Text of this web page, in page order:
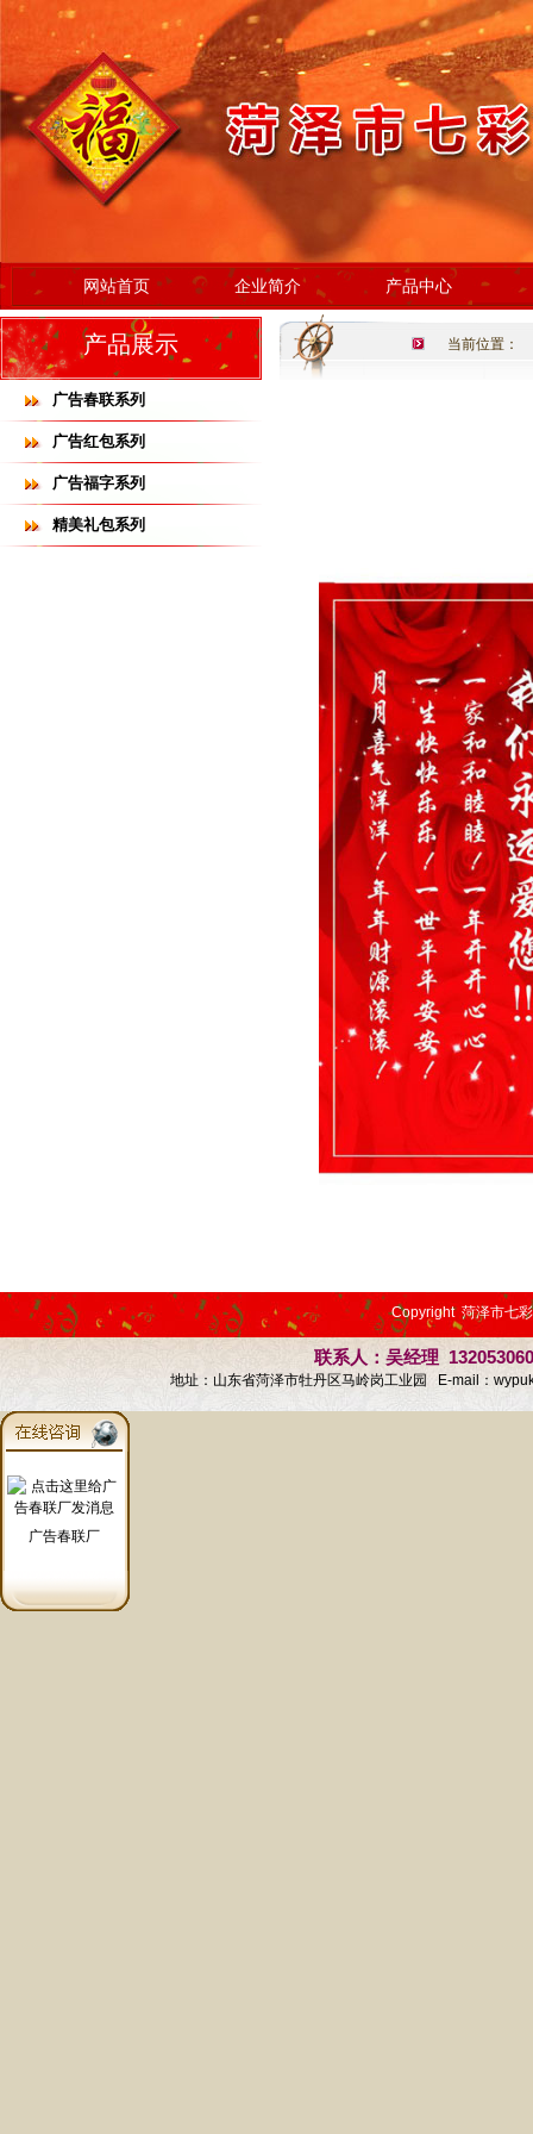
网站首页 企业简介 产品中心
产品展示
广告春联系列
广告红包系列
广告福字系列
精美礼包系列
当前位置：
Copyright 菏泽市七
联系人：吴经理
地址：山东省菏泽市牡丹区马岭岗工业园 E-mail：
广告春联厂